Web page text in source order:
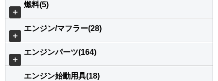
＋
燃料(5)
＋
エンジン/マフラー(28)
＋
エンジンパーツ(164)
エンジン始動用具(18)